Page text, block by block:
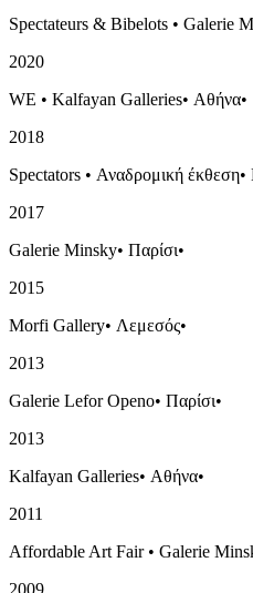
Spectateurs & Bibelots • Galerie
2020
WE • Kalfayan Galleries• Αθήνα•
2018
Spectators • Αναδρομική έκθεση•
2017
Galerie Minsky• Παρίσι•
2015
Morfi Gallery• Λεμεσός•
2013
Galerie Lefor Openo• Παρίσι•
2013
Kalfayan Galleries• Αθήνα•
2011
Affordable Art Fair• Galerie
2009